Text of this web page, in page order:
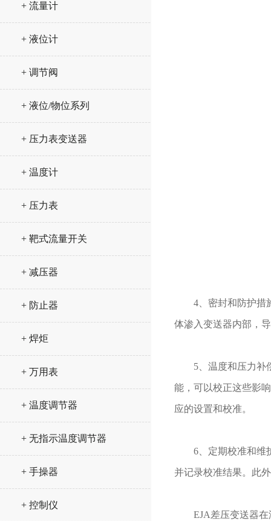
+ 流量计
+ 液位计
+ 调节阀
+ 液位/物位系列
+ 压力表变送器
+ 温度计
+ 压力表
+ 靶式流量开关
+ 减压器
+ 防止器
+ 焊炬
+ 万用表
+ 温度调节器
+ 无指示温度调节器
+ 手操器
+ 控制仪
4、密封和防护措施
体渗入变送器内部，
5、温度和压力补偿
能，可以校正这些影
应的设置和校准。
6、定期校准和维护
并记录校准结果。此
EJA差压变送器在液